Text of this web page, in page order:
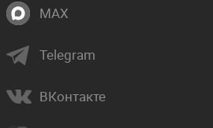
MAX
Telegram
ВКонтакте